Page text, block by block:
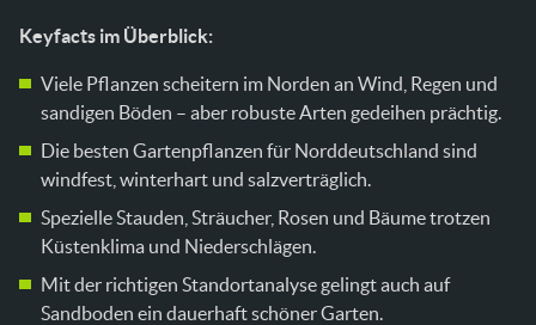
Welche Pflanzen sind wirklich windfest?
Sind mediterrane Pflanzen möglich?
Wie verbessere ich extrem sandige Böden?
Welche Pflanzen eignen sich für schattige
Bereiche?
Welche Anfängerfehler sollte ich unbedingt
Kann ich im Norden auch Obst pflanzen?
Keyfacts im Überblick:
Viele Pflanzen scheitern im Norden an Wind, Regen und
sandigen Böden – aber robuste Arten gedeihen prächtig.
Die besten Gartenpflanzen für Norddeutschland sind
windfest, winterhart und salzverträglich.
Spezielle Stauden, Sträucher, Rosen und Bäume trotzen
Küstenklima und Niederschlägen.
Mit der richtigen Standortanalyse gelingt auch auf
Sandboden ein dauerhaft schöner Garten.